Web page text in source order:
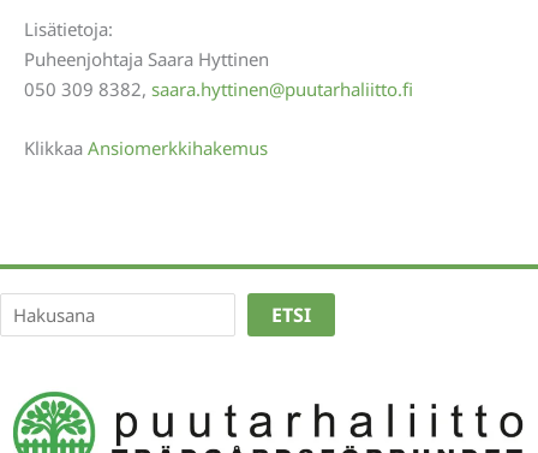
Lisätietoja:
Puheenjohtaja Saara Hyttinen
050 309 8382, saara.hyttinen@puutarhaliitto.fi
Klikkaa Ansiomerkkihakemus
Etsi
ETSI